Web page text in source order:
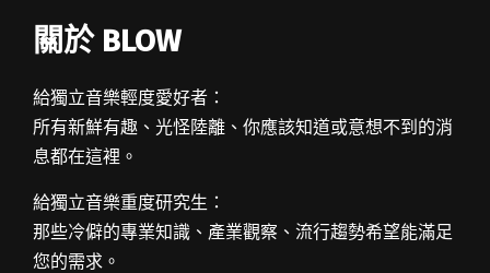
關於 BLOW
給獨立音樂輕度愛好者：
所有新鮮有趣、光怪陸離、你應該知道或意想不到的消
息都在這裡。
給獨立音樂重度研究生：
那些冷僻的專業知識、產業觀察、流行趨勢希望能滿足
您的需求。